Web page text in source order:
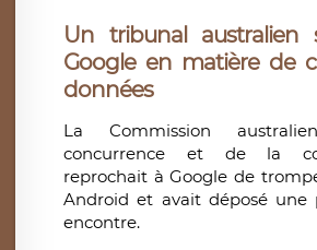
Un tribunal australien
Google en matière de
données
La Commission
concurrence et de la
reprochait à Google de
Android et avait déposé une
encontre.